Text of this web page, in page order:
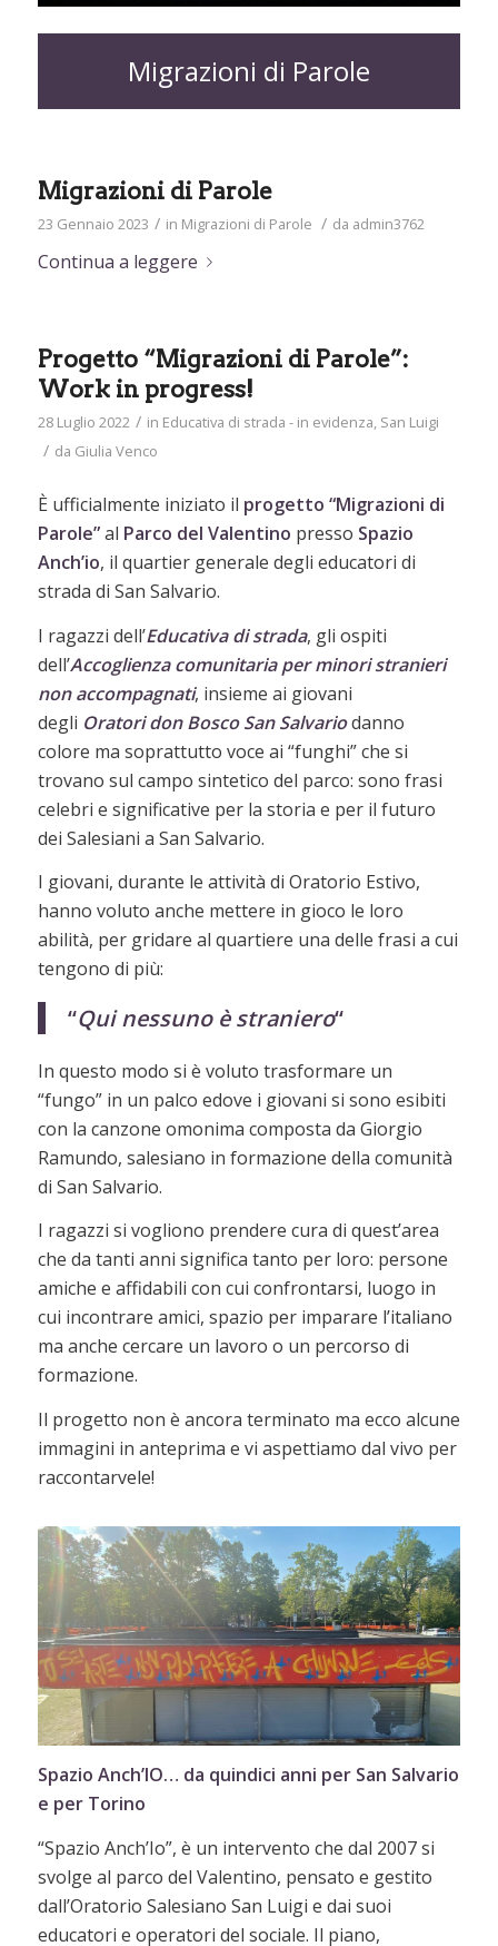
Migrazioni di Parole
Migrazioni di Parole
23 Gennaio 2023 / in Migrazioni di Parole / da admin3762
Continua a leggere
Progetto “Migrazioni di Parole”:
Work in progress!
28 Luglio 2022 / in Educativa di strada - in evidenza, San Luigi
/ da Giulia Venco
È ufficialmente iniziato il progetto “Migrazioni di
Parole”al Parco del Valentino presso Spazio
Anch’io, il quartier generale degli educatori di
strada di San Salvario.
I ragazzi dell’Educativa di strada, gli ospiti
dell’Accoglienza comunitaria per minori stranieri
non accompagnati, insieme ai giovani
degli Oratori don Bosco San Salvariodanno
colore ma soprattutto voce ai “funghi” che si
trovano sul campo sintetico del parco: sono frasi
celebri e significative per la storia e per il futuro
dei Salesiani a San Salvario.
I giovani, durante le attività di Oratorio Estivo,
hanno voluto anche mettere in gioco le loro
abilità, per gridare al quartiere una delle frasi a cui
tengono di più:
“Qui nessuno è straniero“
In questo modo si è voluto trasformare un
“fungo” in un palco edove i giovani si sono esibiti
con la canzone omonima composta da Giorgio
Ramundo, salesiano in formazione della comunità
di San Salvario.
I ragazzi si vogliono prendere cura di quest’area
che da tanti anni significa tanto per loro: persone
amiche e affidabili con cui confrontarsi, luogo in
cui incontrare amici, spazio per imparare l’italiano
ma anche cercare un lavoro o un percorso di
formazione.
Il progetto non è ancora terminato ma ecco alcune
immagini in anteprima e vi aspettiamo dal vivo per
raccontarvele!
Spazio Anch’IO… da quindici anni per San Salvario
e per Torino
“Spazio Anch’Io”, è un intervento che dal 2007 si
svolge al parco del Valentino, pensato e gestito
dall’Oratorio Salesiano San Luigi e dai suoi
educatori e operatori del sociale. Il piano,